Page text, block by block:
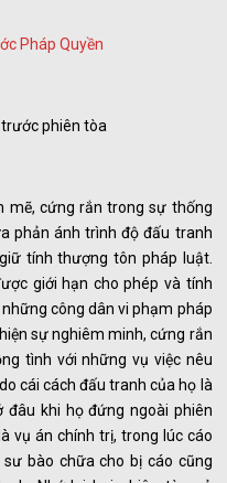
phiên tòa
mẽ, cứng rắn trong sự thống
phản ánh trình độ đấu tranh
tính thượng tôn pháp luật.
giới hạn cho phép và tính
công dân vi phạm pháp
sự nghiêm minh, cứng rắn
tình với những vụ việc nêu
cái cách đấu tranh của họ là
khi họ đứng ngoài phiên
vụ án chính trị, trong lúc cáo
bào chữa cho bị cáo cũng